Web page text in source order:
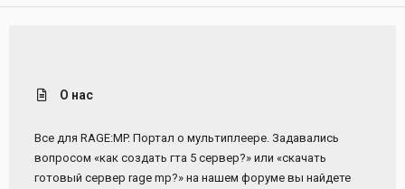
О нас
Все для RAGE:MP. Портал о мультиплеере. Задавались
вопросом «как создать гта 5 сервер?» или «скачать
готовый сервер rage mp?» на нашем форуме вы найдете